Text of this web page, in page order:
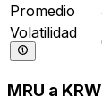
Promedio
Volatilidad
MRU a